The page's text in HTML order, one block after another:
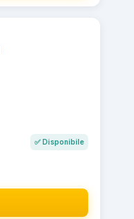
✅Disponibile